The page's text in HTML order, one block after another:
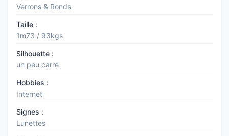
Verrons & Ronds
Taille :
1m73 / 93kgs
Silhouette :
un peu carré
Hobbies :
Internet
Signes :
Lunettes